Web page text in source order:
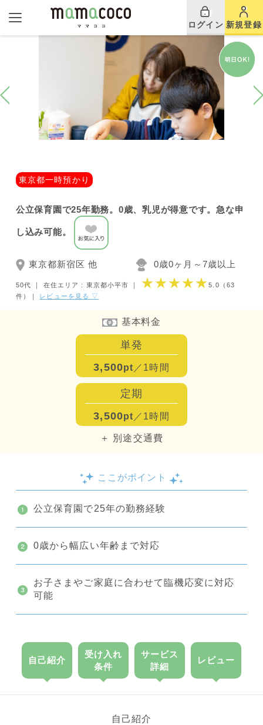
ログイン 新規登録
東京都一時預かり
公立保育園で25年勤務。0歳、乳児が得意です。急な申
し込み可能。
東京都新宿区 他 0歳0ヶ月～7歳以上
50代 ｜ 在住エリア : 東京都小平市 ★★★★★5.0 （63
件）
レビューを見る ▽
基本料金
単発
3,500pt ／1時間
定期
3,500pt ／1時間
＋ 別途交通費
ここがポイント
公立保育園で25年の勤務経験
0歳から幅広い年齢まで対応
お子さまやご家庭に合わせて臨機応変に対応
可能
自己紹介
受け入れ
条件
サービス
詳細
レビュー
自己紹介